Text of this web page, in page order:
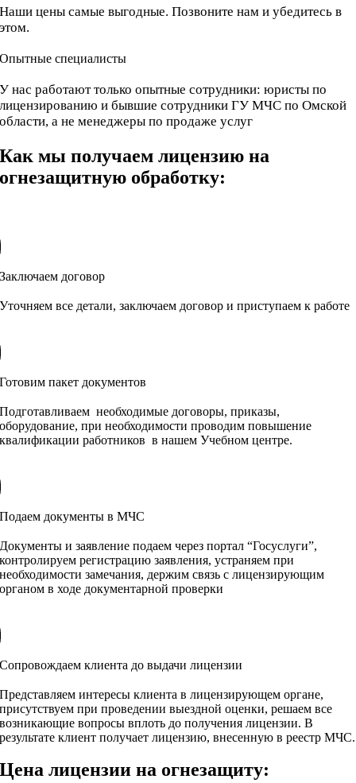
Наши цены самые выгодные. Позвоните нам и убедитесь в
этом.
Опытные специалисты
У нас работают только опытные сотрудники: юристы по
лицензированию и бывшие сотрудники ГУ МЧС по Омской
области, а не менеджеры по продаже услуг
Как мы получаем лицензию на
огнезащитную обработку:
Заключаем договор
Уточняем все детали, заключаем договор и приступаем к работе
Готовим пакет документов
Подготавливаем необходимые договоры, приказы,
оборудование, при необходимости проводим повышение
квалификации работников в нашем Учебном центре.
Подаем документы в МЧС
Документы и заявление подаем через портал “Госуслуги”,
контролируем регистрацию заявления, устраняем при
необходимости замечания, держим связь с лицензирующим
органом в ходе документарной проверки
Сопровождаем клиента до выдачи лицензии
Представляем интересы клиента в лицензирующем органе,
присутствуем при проведении выездной оценки, решаем все
возникающие вопросы вплоть до получения лицензии. В
результате клиент получает лицензию, внесенную в реестр МЧС.
Цена лицензии на огнезащиту: